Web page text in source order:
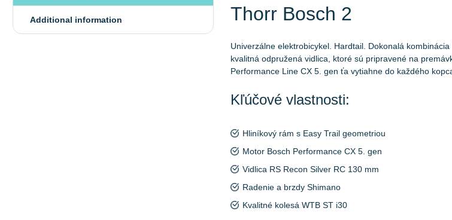
Additional information Thorr Bosch 2
Univerzálne elektrobicykel. Hardtail. Dokonalá
kvalitná odpružená vidlica, ktoré sú pripravené na
Performance Line CX 5. gen ťa vytiahne do každého
Kľúčové vlastnosti:
Hliníkový rám s Easy Trail geometriou
Motor Bosch Performance CX 5. gen
Vidlica RS Recon Silver RC 130 mm
Radenie a brzdy Shimano
Kvalitné kolesá WTB ST i30